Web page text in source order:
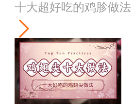
十大超好吃的鸡胗做